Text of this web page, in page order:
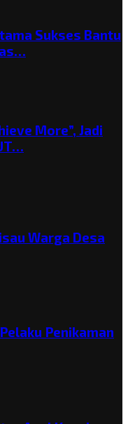
Sukses Bantu
More”, Jadi
Warga Desa
Penikaman